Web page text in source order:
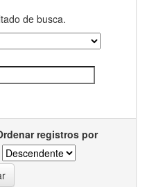
de busca.
registros por